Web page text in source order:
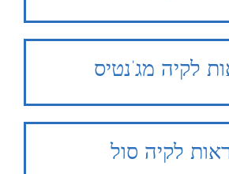
לקיה מג’נטיס
לקיה סול